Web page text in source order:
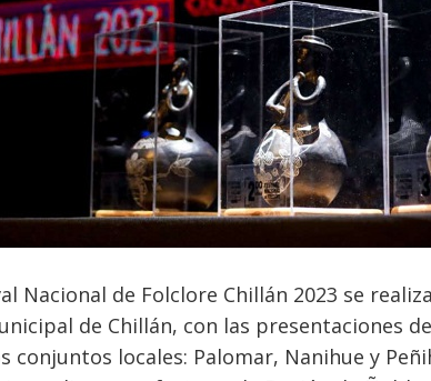
Nacional de Folclore Chillán 2023 se
de Chillán, con las presentaciones
conjuntos locales: Palomar, Nanihue y